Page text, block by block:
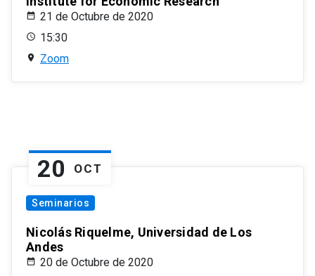
21 de Octubre de 2020
15:30
Zoom
20 OCT
Seminarios
Nicolás Riquelme, Universidad de Los
Andes
20 de Octubre de 2020